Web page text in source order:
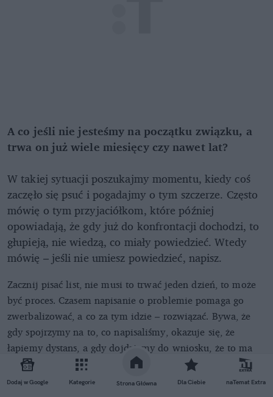
Dodaj w Google Kategorie Strona Główna Dla Ciebie naTemat Extra
A co jeśli nie jesteśmy na początku związku, a
trwa on już wiele miesięcy czy nawet lat?
W takiej sytuacji poszukajmy momentu, kiedy coś
zaczęło się psuć i pogadajmy o tym szczerze. Często
mówię o tym przyjaciółkom, które później
opowiadają, że gdy już do konfrontacji dochodzi, to
głupieją, nie wiedzą, co miały powiedzieć. Wtedy
mówię – jeśli nie umiesz powiedzieć, napisz.
Zacznij pisać list, nie musi to trwać jeden dzień, to może
być proces. Czasem napisanie o problemie pomaga go
zwerbalizować, a co za tym idzie – rozwiązać. Bywa, że
gdy spojrzymy na to, co napisaliśmy, okazuje się, że
łapiemy dystans, a gdy dojdziemy do wniosku, że to ma
sens – wręczamy list partnerowi. Ten z kolei ma czas na
jego przeanalizowanie i odniesienie się do tematu.